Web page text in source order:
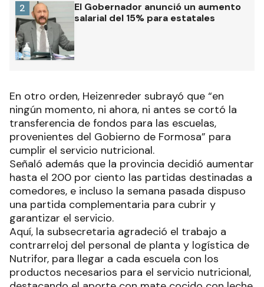
El Gobernador anunció un aumento
salarial del 15% para estatales
2
En otro orden, Heizenreder subrayó que “en
ningún momento, ni ahora, ni antes se cortó la
transferencia de fondos para las escuelas,
provenientes del Gobierno de Formosa” para
cumplir el servicio nutricional.
Señaló además que la provincia decidió aumentar
hasta el 200 por ciento las partidas destinadas a
comedores, e incluso la semana pasada dispuso
una partida complementaria para cubrir y
garantizar el servicio.
Aquí, la subsecretaria agradeció el trabajo a
contrarreloj del personal de planta y logística de
Nutrifor, para llegar a cada escuela con los
productos necesarios para el servicio nutricional,